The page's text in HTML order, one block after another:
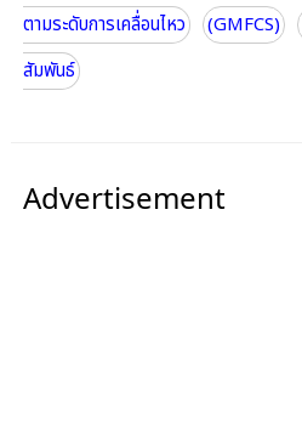
ตามระดับการเคลื่อนไหว
(GMFCS)
สัมพันธ์
Advertisement